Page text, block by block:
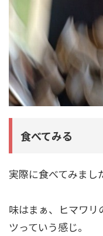
食べてみる
実際に食べてみまし
味はまぁ、ヒマワリ
ツっていう感じ。